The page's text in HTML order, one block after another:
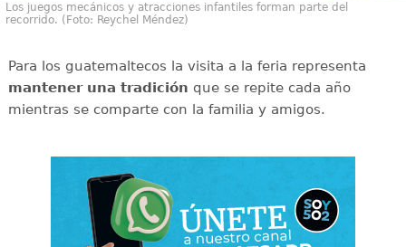
Los juegos mecánicos y atracciones infantiles forman parte del
recorrido. (Foto: Reychel Méndez)
Para los guatemaltecos la visita a la feria representa
mantener una tradición que se repite cada año
mientras se comparte con la familia y amigos.